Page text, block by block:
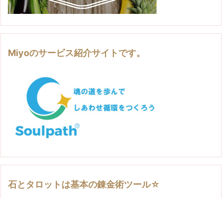
Miyoのサービス紹介サイトです。
石とタロットは基本の錬金術ツール☆